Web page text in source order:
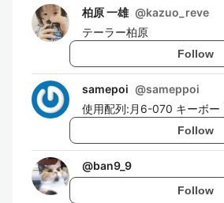
柏原 一雄 @kazuo_reve
テーラー柏原
Follow
samepoi @sameppoi
使用配列:月6-070 キーボー
Follow
@ban9_9
Follow